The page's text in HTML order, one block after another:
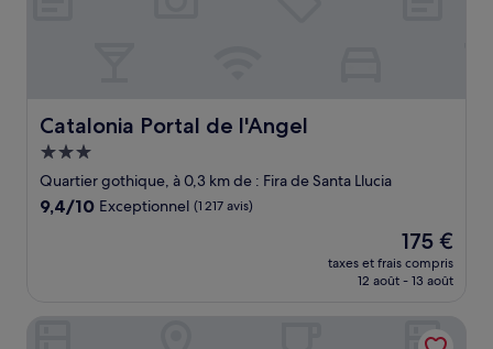
Catalonia Portal de l'Angel
Catalonia Portal de l'Angel
Hébergement
3.0 étoiles
Quartier gothique, à 0,3 km de : Fira de Santa Llucia
9.4
9,4/10 Exceptionnel (1 217 avis)
Le
nouveau
prix
de
175 €
175 €
taxes et frais compris
12 août - 13 août